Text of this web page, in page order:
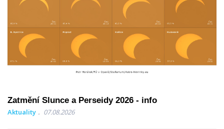
Zatmění Slunce a Perseidy 2026 - info
Aktuality 07.08.2026